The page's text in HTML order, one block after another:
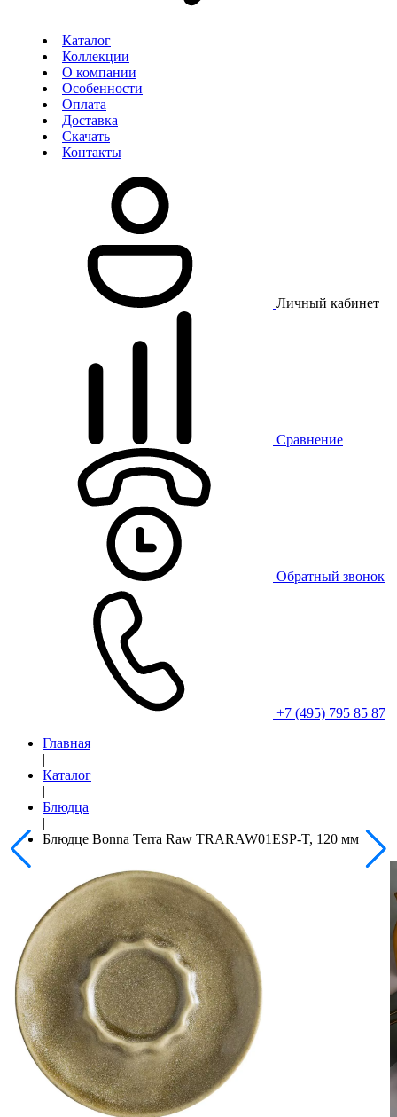
Каталог
Коллекции
О компании
Особенности
Оплата
Доставка
Скачать
Контакты
Личный кабинет
Сравнение
Обратный звонок
+7 (495) 795 85 87
Главная
|
Каталог
|
Блюдца
|
Блюдце Bonna Terra Raw TRARAW01ESP-T, 120 мм